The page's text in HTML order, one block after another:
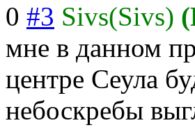
0 #3 Sivs(Sivs)
мне в данном
центре Сеула
небоскребы